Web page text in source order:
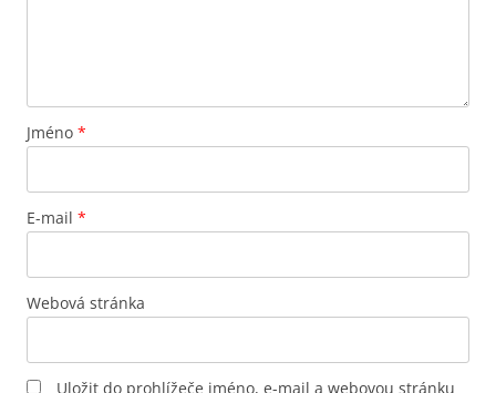
Jméno *
E-mail *
Webová stránka
Uložit do prohlížeče jméno, e-mail a webovou stránku